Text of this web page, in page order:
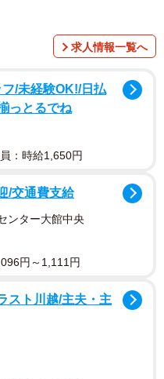
しているように見え
見たことがない程やせ細
求人情報一覧へ
/未経験OK!/日払
っとるでね
：時給1,650円
/交通費支給
ンター大館中央
円～1,111円
スト川越/主夫・主